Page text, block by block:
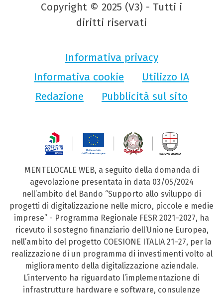
Copyright © 2025 (V3) - Tutti i
diritti riservati
Informativa privacy
Informativa cookie
Utilizzo IA
Redazione
Pubblicità sul sito
MENTELOCALE WEB, a seguito della domanda di
agevolazione presentata in data 03/05/2024
nell’ambito del Bando “Supporto allo sviluppo di
progetti di digitalizzazione nelle micro, piccole e medie
imprese” - Programma Regionale FESR 2021–2027, ha
ricevuto il sostegno finanziario dell’Unione Europea,
nell’ambito del progetto COESIONE ITALIA 21–27, per la
realizzazione di un programma di investimenti volto al
miglioramento della digitalizzazione aziendale.
L’intervento ha riguardato l’implementazione di
infrastrutture hardware e software, consulenze